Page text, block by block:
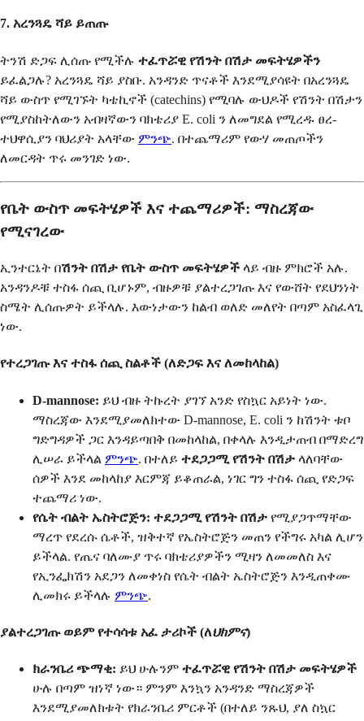
7. አረንጓዴ ሻይ ይጠጡ
ትንሽ ድጋፍ ሊሰጡ የሚችሉ ተፈጥሯዊ የሽንት በሽታ መፍትሄዎችን
ይፈልጋሉ? አረንጓዴ ሻይ ያስቡ. አንዳንድ ጥናቶች እንደሚያሳዩት በአረንጓዴ
ሻይ ውስጥ የሚገኙት ካቴኪኖች (catechins) የሚባሉ ውህዶች የሽንት በሽታን
የሚያስከትለውን አብዛኛውን ባክቴሪያ E. coli ን ለመግደል የሚረዱ ፀረ-
ተህዋሲያን ባህሪያት አላቸው ምንጭ. በተጨማሪም የውሃ መጠጦችን
ለመርዳት ጥሩ መንገድ ነው.
የቤት ውስጥ መፍትሄዎች እና ተጨማሪዎች: ማስረጃው
የሚናገረው
ኢንተርኔት በሽንት በሽታ የቤት ውስጥ መፍትሄዎች ላይ ብዙ ምክሮች አሉ.
አንዳንዶቹ ተስፋ ሰጪ ቢሆኑም, ብዙዎቹ ያልተረጋገጡ እና የውሸት የደህንነት
ስሜት ሊሰጡዎት ይችላሉ. እውነታውን ከልብ ወለድ መለየት በጣም አስፈላጊ
ነው.
የተረጋገጡ እና ተስፋ ሰጪ ስልቶች (ለድጋፍ እና ለመከላከል)
D-mannose: ይህ ብዙ ትኩረት ያገኘ አንድ የስኳር አይነት ነው.
ማስረጃው እንደሚያመለክተው D-mannose, E. coli ን ከሽንት ቱቦ
ግድግዳዎች ጋር እንዳይጣበቅ በመከላከል, በቀላሉ እንዲታጠብ በማድረግ
ሊሠራ ይችላል ምንጭ. በተለይ ተደጋጋሚ የሽንት በሽታ ላለባቸው
ሰዎች እንደ መከላከያ እርምጃ ይቆጠራል, ነገር ግን ተስፋ ሰጪ የድጋፍ
ተጨማሪ ነው.
የሴት ብልት ኤስትሮጅን: ተደጋጋሚ የሽንት በሽታ የሚያጋጥማቸው
ማረጥ የደረሱ ሴቶች, ዝቅተኛ የኤስትሮጅን መጠን የችግሩ አካል ሊሆን
ይችላል. የጤና ባለሙያ ጥሩ ባክቴሪያዎችን ሚዛን ለመመለስ እና
የኢንፌክሽን አደጋን ለመቀነስ የሴት ብልት ኤስትሮጅን እንዲጠቀሙ
ሊመክሩ ይችላሉ ምንጭ.
ያልተረጋገጡ ወይም የተሳሳቱ አፈ ታሪኮች (ለህክምና)
ክራንቤሪ ጭማቂ: ይህ ሁሉንም ተፈጥሯዊ የሽንት በሽታ መፍትሄዎች
ሁሉ በጣም ዝነኛ ነው። ምንም እንኳን አንዳንድ ማስረጃዎች
እንደሚያመለክቱት የክራንቤሪ ምርቶች (በተለይ ንጹህ, ያለ ስኳር